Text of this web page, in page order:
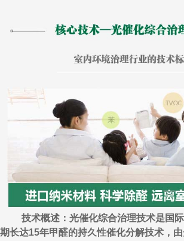
技术概述：光催化综合治理技术是国际
期长达15年甲醛的持久性催化分解技术，由